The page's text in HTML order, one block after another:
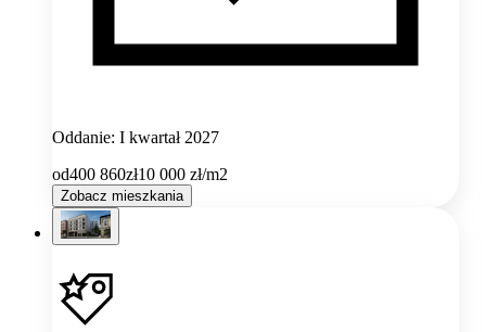
Oddanie: I kwartał 2027
od400 860zł10 000 zł/m2
Zobacz mieszkania